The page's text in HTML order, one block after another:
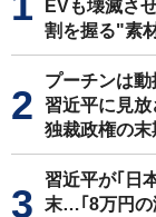
EVも壊滅さ
割を握る"素
プーチンは
習近平に見
独裁政権の末
習近平が｢日
末…｢8万円の